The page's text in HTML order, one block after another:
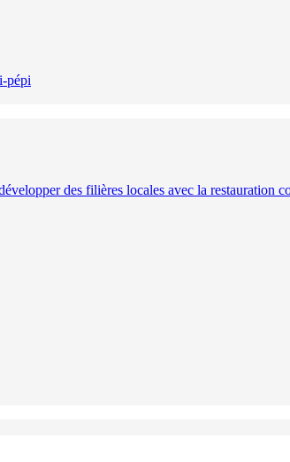
pépi
des filières locales avec la restauration